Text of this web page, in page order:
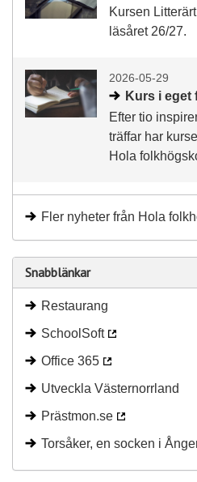
Kursen
läsåret 26/27.
2026-05-29
Kurs i eget
Efter tio
träffar har
Hola
Fler nyheter från Hola
Snabblänkar
Restaurang
SchoolSoft
Office 365
Utveckla Västernorrland
Prästmon.se
Torsåker, en socken i